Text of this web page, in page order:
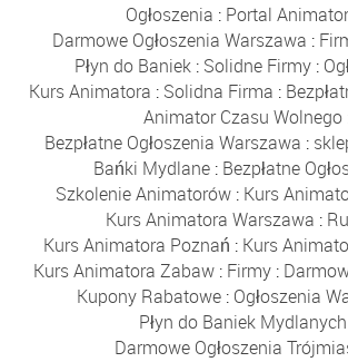
Ogłoszenia : Portal
Darmowe Ogłoszenia Warszawa :
Płyn do Baniek: Solidne Firmy:
Kurs Animatora : Solidna Firma :
Animator Czasu Wolnego
Bezpłatne Ogłoszenia Warszawa :
Bańki Mydlane: Bezpłatne
Szkolenie Animatorów: Kurs
Kurs Animatora Warszawa :
Kurs Animatora Poznań : Kurs
Kurs Animatora Zabaw : Firmy :
Kupony Rabatowe : Ogłoszenia
Płyn do Baniek Mydlanych
Darmowe Ogłoszenia